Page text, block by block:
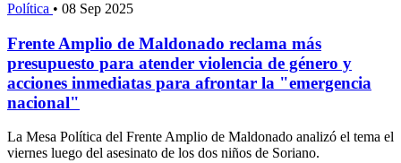
Política • 08 Sep 2025
Frente Amplio de Maldonado reclama más
presupuesto para atender violencia de género y
acciones inmediatas para afrontar la "emergencia
nacional"
La Mesa Política del Frente Amplio de Maldonado analizó el tema el
viernes luego del asesinato de los dos niños de Soriano.